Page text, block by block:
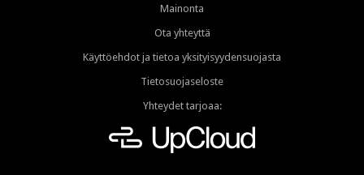
Mainonta
Ota yhteyttä
Käyttöehdot ja tietoa yksityisyydensuojasta
Tietosuojaseloste
Yhteydet tarjoaa: